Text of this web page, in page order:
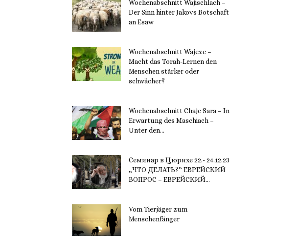
Wochenabschnitt Wajischlach –
Der Sinn hinter Jakovs Botschaft
an Esaw
Wochenabschnitt Wajeze –
Macht das Torah-Lernen den
Menschen stärker oder
schwächer?
Wochenabschnitt Chaje Sara – In
Erwartung des Maschiach –
Unter den...
Семинар в Цюрихе 22.- 24.12.23
„ЧТО ДЕЛАТЬ?“ ЕВРЕЙСКИЙ
ВОПРОС – ЕВРЕЙСКИЙ...
Vom Tierjäger zum
Menschenfänger